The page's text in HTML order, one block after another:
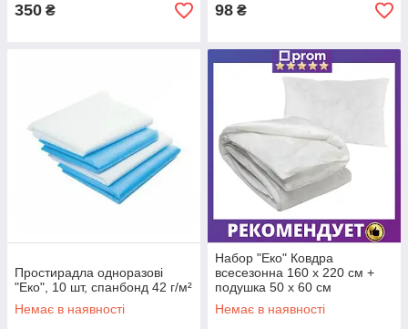
350 ₴ 98 ₴
Простирадла одноразові
"Еко", 10 шт, спанбонд 42 г/м²
Немає в наявності
Набор "Еко" Ковдра
всесезонна 160 х 220 см +
подушка 50 х 60 см
Немає в наявності